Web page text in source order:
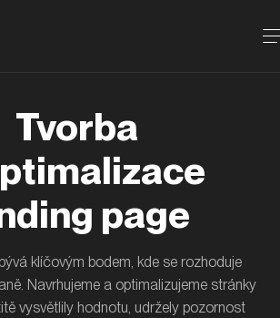
Tvorba
page
klíčovým bodem, kde se rozhoduje
Navrhujeme a optimalizujeme stránky
vysvětlily hodnotu, udržely pozornost
nárůst průchodnosti formuláře díky
UX iteracím
odchodů z formuláře díky exit intent